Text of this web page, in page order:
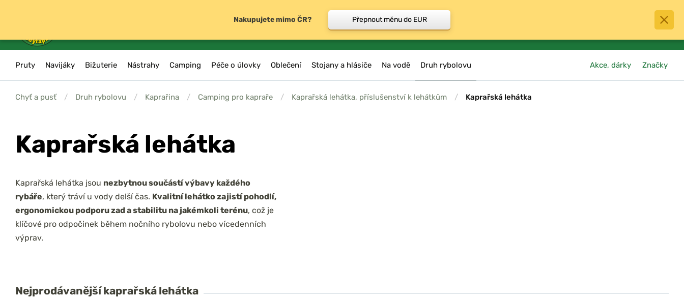
0
košík
Pruty Navijáky Bižuterie Nástrahy Camping Péče o úlovky Oblečení Stojany a hlásiče Na vodě Druh rybolovu Akce, dárky Značky
Chyť a pusť / Druh rybolovu / Kaprařina / Camping pro kapraře / Kaprařská lehátka, příslušenství k lehátkům / Kaprařská lehátka
Kaprařská lehátka
Kaprařská lehátka jsou nezbytnou součástí výbavy každého
rybáře, který tráví u vody delší čas. Kvalitní lehátko zajistí pohodlí,
ergonomickou podporu zad a stabilitu na jakémkoli terénu, což je
klíčové pro odpočinek během nočního rybolovu nebo vícedenních
výprav.
Nejprodávanějšíkaprařská lehátka
Nakupujete mimo ČR? Přepnout měnu do EUR